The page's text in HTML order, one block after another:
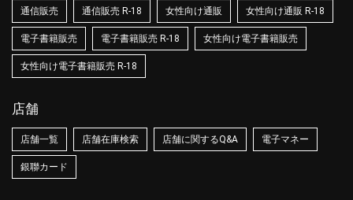
通信販売 通信販売 R-18 女性向け通販 女性向け通販 R-18
電子書籍販売 電子書籍販売 R-18 女性向け電子書籍販売
女性向け電子書籍販売 R-18
店舗
店舗一覧 店舗在庫検索 店舗に関するQ&A 電子マネー
銀聯カード